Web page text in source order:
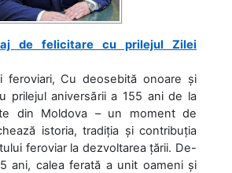
de felicitare cu prilejul Zilei
feroviari, Cu deosebită onoare și
prilejul aniversării a 155 ani de la
din Moldova – un moment de
istoria, tradiția și contribuția
feroviar la dezvoltarea țării. De-
ani, calea ferată a unit oameni și